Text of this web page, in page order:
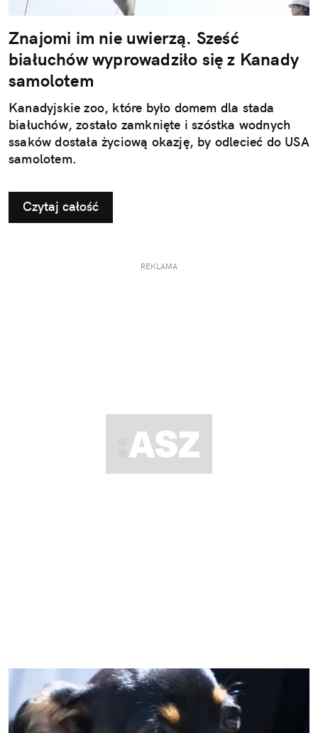
Znajomi im nie uwierzą. Sześć
białuchów wyprowadziło się z Kanady
samolotem
Kanadyjskie zoo, które było domem dla stada
białuchów, zostało zamknięte i szóstka wodnych
ssaków dostała życiową okazję, by odlecieć do USA
samolotem.
Czytaj całość
REKLAMA